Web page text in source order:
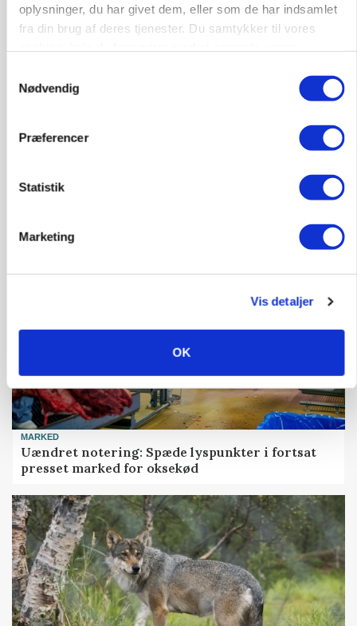
oplysninger, du har givet dem, eller som de har indsamlet
fra din brug af deres tjenester. Du samtykker til vores
Nødvendig
Præferencer
Statistik
Marketing
Vis detaljer
OK
Snart kan man søge tilskud til naturprojekter
Før såmaskinen kører: Her er efterårets største
MARKED
Uændret notering: Spæde lyspunkter i fortsat
presset marked for oksekød